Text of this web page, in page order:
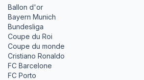
Ballon d'or
Bayern Munich
Bundesliga
Coupe du Roi
Coupe du monde
Cristiano Ronaldo
FC Barcelone
FC Porto